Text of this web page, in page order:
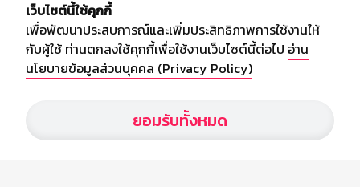
เกี่ยวกับเรา
อัพเดทข่าวสารวงการกีฬา ฟุตบอล ผลบอล ผลฟุตบอลทั่วโลก ฟรีเมียร์
ลีก ไทยลีก ฟุตบอลโลก ยูฟ่าแซมเปี้ยนส์ลีก พร้อมทั้งวิเคราะห์บอล จาก
เว็บไซต์นี้ใช้คุกกี้
เพื่อพัฒนาประสบการณ์และเพิ่มประสิทธิภาพการใช้งานให้
กับผู้ใช้ ท่านตกลงใช้คุกกี้เพื่อใช้งานเว็บไซต์นี้ต่อไป อ่าน
นโยบายข้อมูลส่วนบุคคล (Privacy Policy)
ยอมรับทั้งหมด